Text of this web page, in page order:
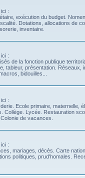
:
exécution du budget.
Dotations, allocations de
inventaire.
:
de la fonction publique
tableur, présentation. Réseaux,
bidouilles...
:
Ecole primaire, maternelle,
Collège. Lycée. Restauration
de vacances.
:
mariages, décès. Carte
politiques, prud'homales.